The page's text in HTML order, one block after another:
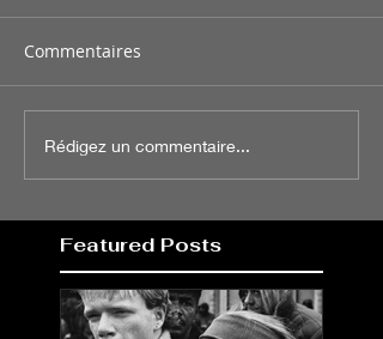
Commentaires
Rédigez un commentaire...
Featured Posts